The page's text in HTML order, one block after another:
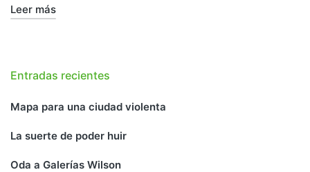
Leer más
Entradas recientes
Mapa para una ciudad violenta
La suerte de poder huir
Oda a Galerías Wilson